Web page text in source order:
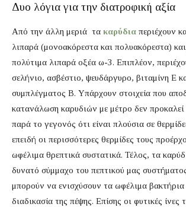
Δυο λόγια για την διατροφική αξία
Από την άλλη μεριά τα καρύδια περιέχουν
λιπαρά (μονοακόρεστα και πολυακόρεστα)
πολύτιμα λιπαρά οξέα ω-3. Επιπλέον,
σελήνιο, ασβέστιο, ψευδάργυρο, βιταμίνη Ε
συμπλέγματος Β. Υπάρχουν στοιχεία που
κατανάλωση καρυδιών με μέτρο δεν
παρά το γεγονός ότι είναι πλούσια σε
επειδή οι περισσότερες θερμίδες τους
ωφέλιμα θρεπτικά συστατικά. Τέλος, τα
δυνατό σύμμαχο του πεπτικού μας
μπορούν να ενισχύσουν τα ωφέλιμα
διαδικασία της πέψης. Επίσης οι φυτικές